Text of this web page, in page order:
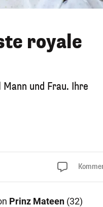
royale
und Frau. Ihre
Prinz Mateen(32)